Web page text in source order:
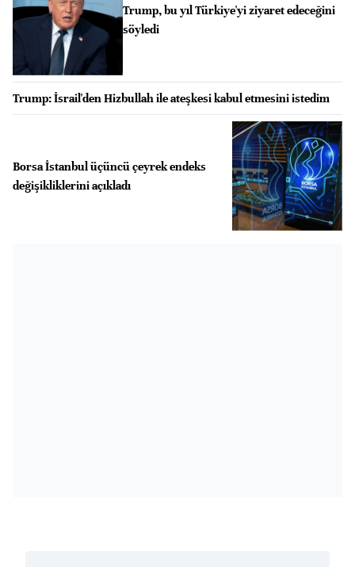
Trump, bu yıl Türkiye'yi ziyaret edeceğini
söyledi
Trump: İsrail'den Hizbullah ile ateşkesi kabul etmesini istedim
Borsa İstanbul üçüncü çeyrek endeks
değişikliklerini açıkladı